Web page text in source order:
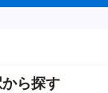
ら探す